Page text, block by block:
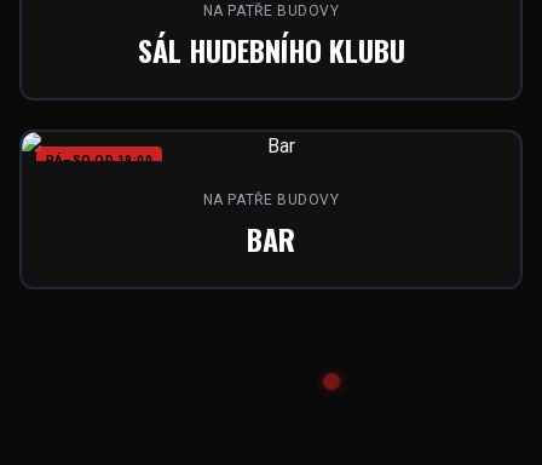
NA PATŘE BUDOVY
SÁL HUDEBNÍHO KLUBU
PÁ–SO OD 19:00
NA PATŘE BUDOVY
BAR